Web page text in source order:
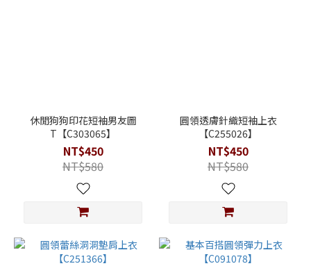
休閒狗狗印花短袖男友圖
T【C303065】
NT$450
NT$580
圓領透膚針織短袖上衣
【C255026】
NT$450
NT$580